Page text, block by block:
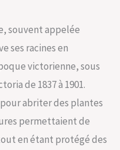
souvent appelée
ses racines en
victorienne, sous
de 1837 à 1901.
abriter des plantes
permettaient de
en étant protégé des